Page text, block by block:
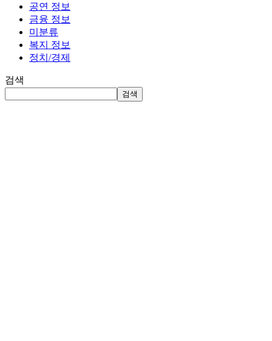
공연 정보
금융 정보
미분류
복지 정보
정치/경제
검색
검색